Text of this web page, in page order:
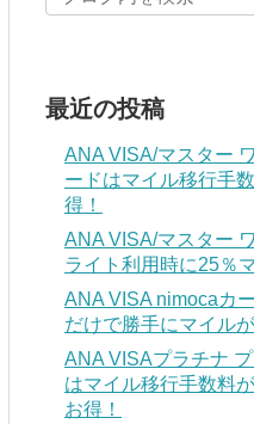
最近の投稿
ANA VISA/マスター
ードはマイル移行手
得！
ANA VISA/マスター
ライト利用時に25％
ANA VISA nimocaカ
だけで勝手にマイル
ANA VISAプラチナ
はマイル移行手数料
お得！